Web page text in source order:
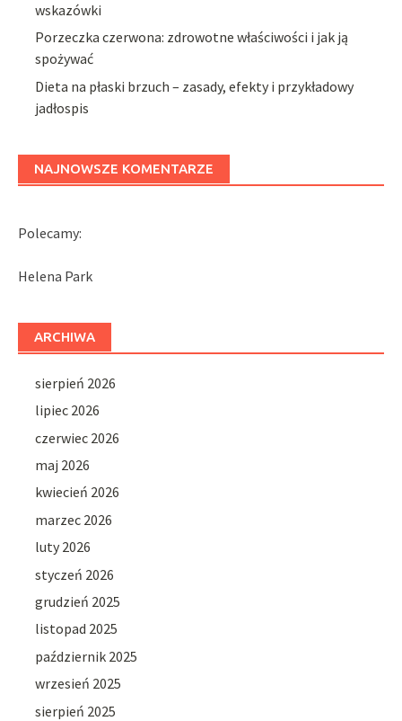
wskazówki
Porzeczka czerwona: zdrowotne właściwości i jak ją
spożywać
Dieta na płaski brzuch – zasady, efekty i przykładowy
jadłospis
NAJNOWSZE KOMENTARZE
Polecamy:
Helena Park
ARCHIWA
sierpień 2026
lipiec 2026
czerwiec 2026
maj 2026
kwiecień 2026
marzec 2026
luty 2026
styczeń 2026
grudzień 2025
listopad 2025
październik 2025
wrzesień 2025
sierpień 2025